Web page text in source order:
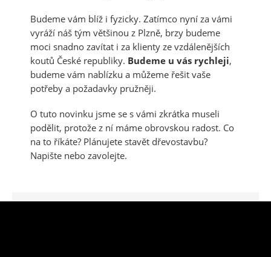
Budeme vám blíž i fyzicky. Zatímco nyní za vámi
vyráží náš tým většinou z Plzně, brzy budeme
moci snadno zavítat i za klienty ze vzdálenějších
koutů České republiky. Budeme u vás rychleji,
budeme vám nablízku a můžeme řešit vaše
potřeby a požadavky pružněji.
O tuto novinku jsme se s vámi zkrátka museli
podělit, protože z ní máme obrovskou radost. Co
na to říkáte? Plánujete stavět dřevostavbu?
Napište nebo zavolejte.